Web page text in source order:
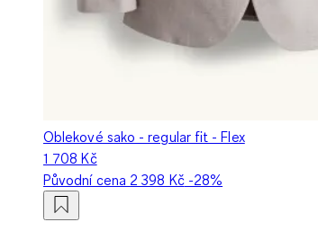
Oblekové sako - regular fit - Flex
1 708 Kč
Původní cena 2 398 Kč-28%